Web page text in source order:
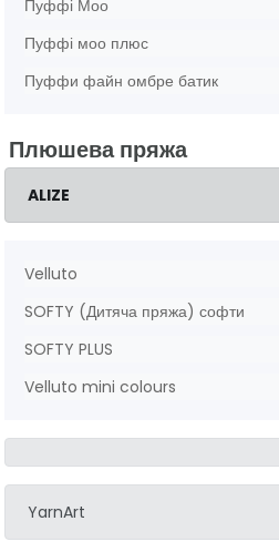
Пуффі Моо
Пуффі моо плюс
Пуффи файн омбре батик
Плюшева пряжа
ALIZE
Velluto
SOFTY (Дитяча пряжа) софти
SOFTY PLUS
Velluto mini colours
YarnArt